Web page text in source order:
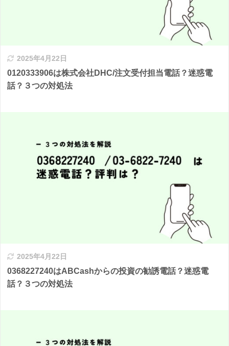
2025年4月22日
0120333906は株式会社DHC/注文受付担当電話？迷惑電
話？３つの対処法
2025年4月22日
0368227240はABCashからの投資の勧誘電話？迷惑電
話？３つの対処法